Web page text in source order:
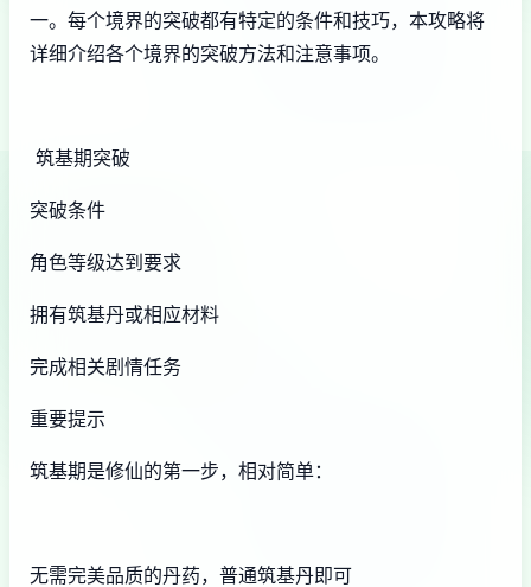
一。每个境界的突破都有特定的条件和技巧，本攻略将
详细介绍各个境界的突破方法和注意事项。
筑基期突破
突破条件
角色等级达到要求
拥有筑基丹或相应材料
完成相关剧情任务
重要提示
筑基期是修仙的第一步，相对简单：
无需完美品质的丹药，普通筑基丹即可